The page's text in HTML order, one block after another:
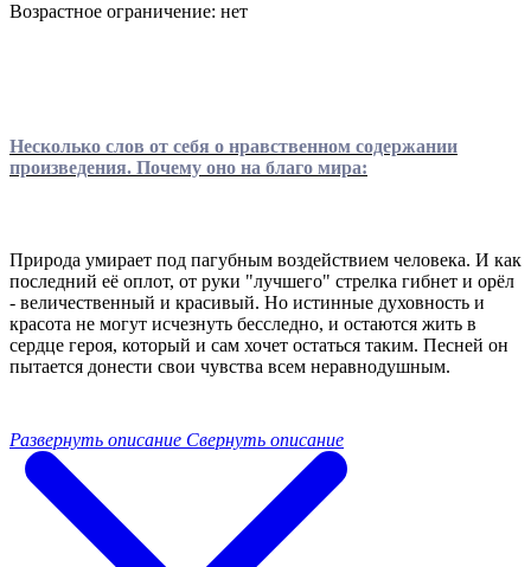
Возрастное ограничение: нет
Несколько слов от себя о нравственном содержании
произведения. Почему оно на благо мира:
Природа умирает под пагубным воздействием человека. И как
последний её оплот, от руки "лучшего" стрелка гибнет и орёл
- величественный и красивый. Но истинные духовность и
красота не могут исчезнуть бесследно, и остаются жить в
сердце героя, который и сам хочет остаться таким. Песней он
пытается донести свои чувства всем неравнодушным.
Развернуть описание Свернуть описание